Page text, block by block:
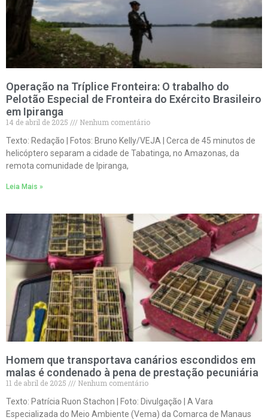
Operação na Tríplice Fronteira: O trabalho do
Pelotão Especial de Fronteira do Exército Brasileiro
em Ipiranga
14 de abril de 2025
Nenhum comentário
Texto: Redação | Fotos: Bruno Kelly/VEJA | Cerca de 45 minutos de
helicóptero separam a cidade de Tabatinga, no Amazonas, da
remota comunidade de Ipiranga,
Leia Mais »
Homem que transportava canários escondidos em
malas é condenado à pena de prestação pecuniária
11 de abril de 2025
Nenhum comentário
Texto: Patrícia Ruon Stachon | Foto: Divulgação | A Vara
Especializada do Meio Ambiente (Vema) da Comarca de Manaus